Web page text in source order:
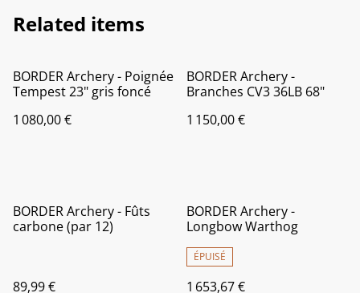
Related items
BORDER Archery - Poignée
Tempest 23" gris foncé
1 080,00 €
BORDER Archery -
Branches CV3 36LB 68"
1 150,00 €
BORDER Archery - Fûts
carbone (par 12)
89,99 €
BORDER Archery -
Longbow Warthog
ÉPUISÉ
1 653,67 €